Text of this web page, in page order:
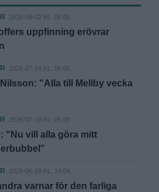
2026-08-02 KL. 06:00
uppfinning erövrar
2026-07-14 KL. 06:00
"Alla till Mellby vecka
2026-07-10 KL. 06:00
"Nu vill alla göra mitt
2026-06-18 KL. 14:04
varnar för den farliga